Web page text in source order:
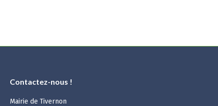
Contactez-nous !
Mairie de Tivernon